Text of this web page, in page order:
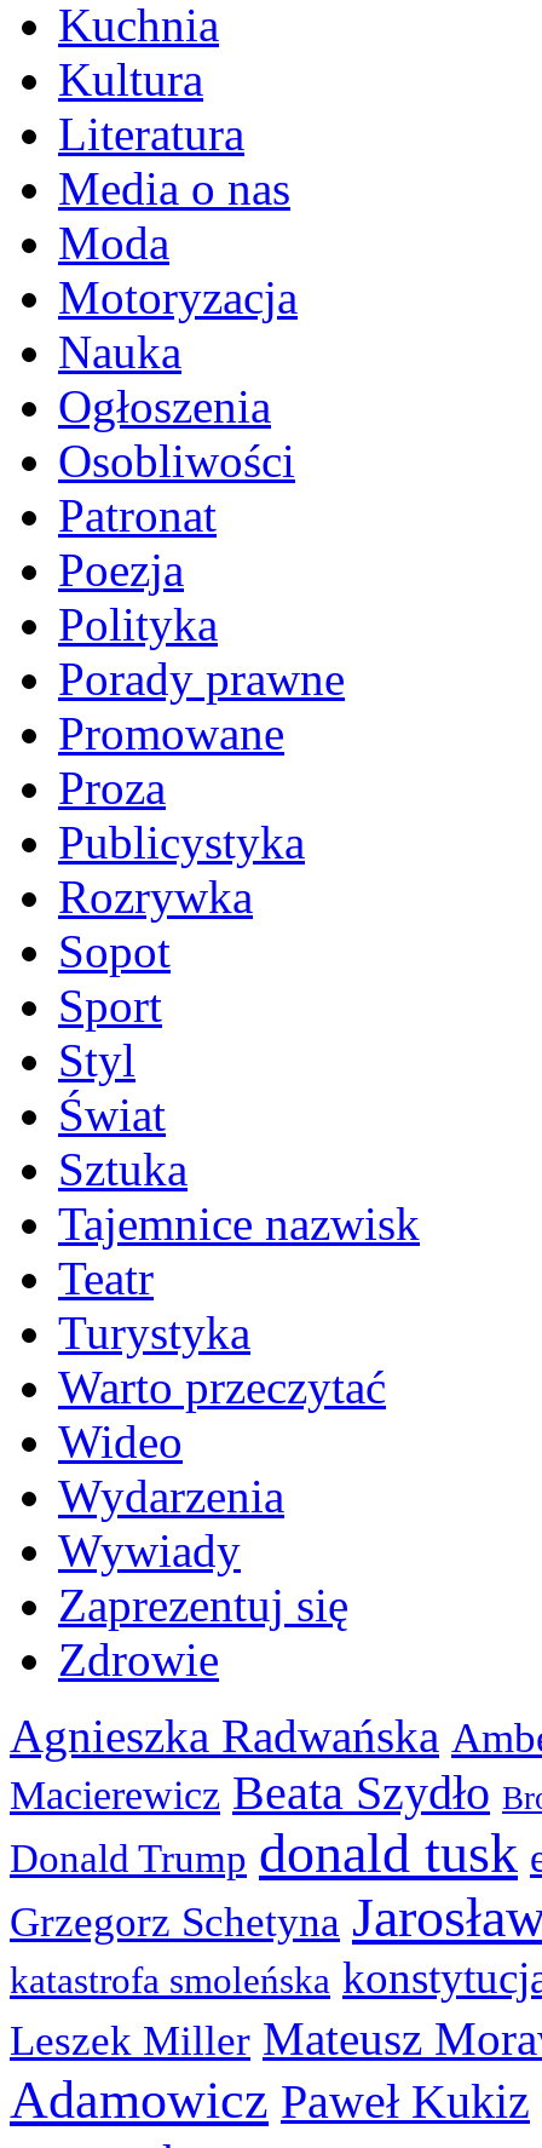
Kuchnia
Kultura
Literatura
Media o nas
Moda
Motoryzacja
Nauka
Ogłoszenia
Osobliwości
Patronat
Poezja
Polityka
Porady prawne
Promowane
Proza
Publicystyka
Rozrywka
Sopot
Sport
Styl
Świat
Sztuka
Tajemnice nazwisk
Teatr
Turystyka
Warto przeczytać
Wideo
Wydarzenia
Wywiady
Zaprezentuj się
Zdrowie
Agnieszka Radwańska
Macierewicz Beata Szydło
Donald Trump donald tusk
Grzegorz Schetyna
katastrofa smoleńska
Leszek Miller Mateusz
Adamowicz Paweł Kukiz